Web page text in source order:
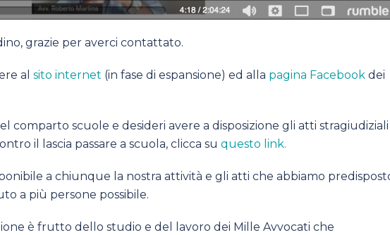
grazie per averci contattato.
al sito internet (in fase di espansione) ed alla pagina Facebook dei
comparto scuole e desideri avere a disposizione gli atti stragiudiziali
il lascia passare a scuola, clicca su questo link.
a chiunque la nostra attività e gli atti che abbiamo
a più persone possibile.
è frutto dello studio e del lavoro dei Mille Avvocati che